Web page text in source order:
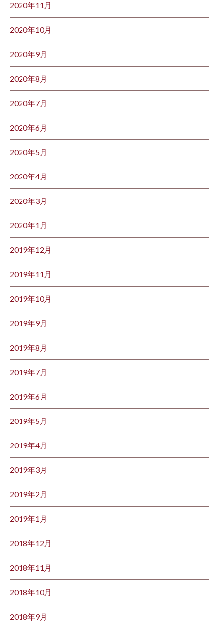
2020年11月
2020年10月
2020年9月
2020年8月
2020年7月
2020年6月
2020年5月
2020年4月
2020年3月
2020年1月
2019年12月
2019年11月
2019年10月
2019年9月
2019年8月
2019年7月
2019年6月
2019年5月
2019年4月
2019年3月
2019年2月
2019年1月
2018年12月
2018年11月
2018年10月
2018年9月